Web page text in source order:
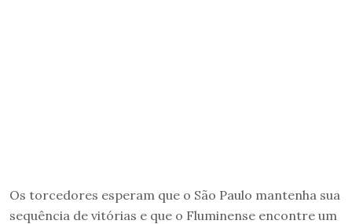
Os torcedores esperam que o São Paulo mantenha sua
sequência de vitórias e que o Fluminense encontre um